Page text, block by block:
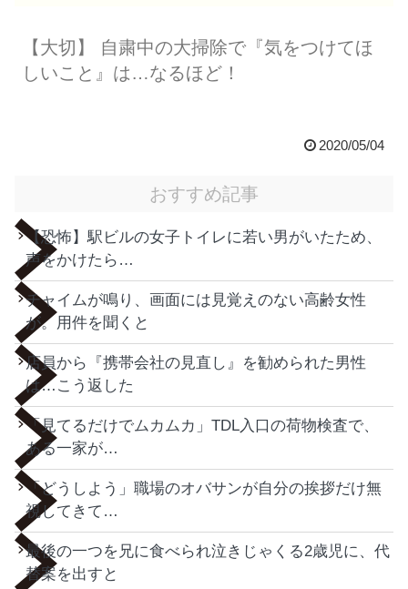
【大切】 自粛中の大掃除で『気をつけてほ
しいこと』は…なるほど！
2020/05/04
おすすめ記事
【恐怖】駅ビルの女子トイレに若い男がいたため、
声をかけたら…
チャイムが鳴り、画面には見覚えのない高齢女性
が。用件を聞くと
店員から『携帯会社の見直し』を勧められた男性
は…こう返した
「見てるだけでムカムカ」TDL入口の荷物検査で、
ある一家が…
「どうしよう」職場のオバサンが自分の挨拶だけ無
視してきて…
最後の一つを兄に食べられ泣きじゃくる2歳児に、代
替案を出すと